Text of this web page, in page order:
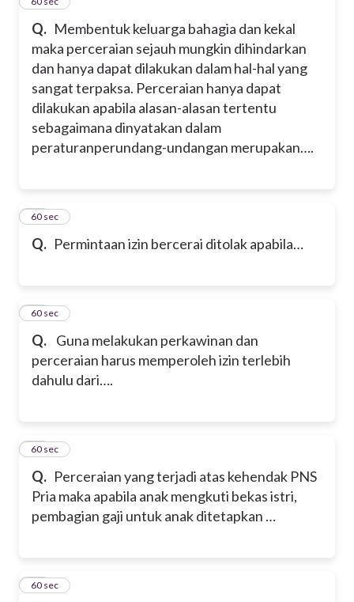
Q. Membentuk keluarga bahagia dan kekal
maka perceraian sejauh mungkin dihindarkan
dan hanya dapat dilakukan dalam hal-hal yang
sangat terpaksa. Perceraian hanya dapat
dilakukan apabila alasan-alasan tertentu
sebagaimana dinyatakan dalam
peraturanperundang-undangan merupakan….
Q. Permintaan izin bercerai ditolak apabila…
26
60 sec
Q. Guna melakukan perkawinan dan
perceraian harus memperoleh izin terlebih
dahulu dari….
27
60 sec
Q. Perceraian yang terjadi atas kehendak PNS
Pria maka apabila anak mengkuti bekas istri,
pembagian gaji untuk anak ditetapkan …
28
60 sec
29
60 sec